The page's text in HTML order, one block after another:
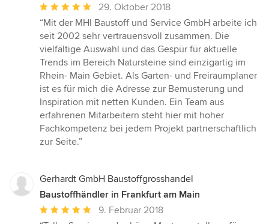
Durchschnittliche
Bewertung:
5
von
5
Sternen
29. Oktober 2018
“Mit der MHI Baustoff und Service GmbH arbeite ich
seit 2002 sehr vertrauensvoll zusammen. Die
vielfältige Auswahl und das Gespür für aktuelle
Trends im Bereich Natursteine sind einzigartig im
Rhein- Main Gebiet. Als Garten- und Freiraumplaner
ist es für mich die Adresse zur Bemusterung und
Inspiration mit netten Kunden. Ein Team aus
erfahrenen Mitarbeitern steht hier mit hoher
Fachkompetenz bei jedem Projekt partnerschaftlich
zur Seite.”
Gerhardt GmbH Baustoffgrosshandel
Baustoffhändler in Frankfurt am Main
Durchschnittliche9. Februar 2018